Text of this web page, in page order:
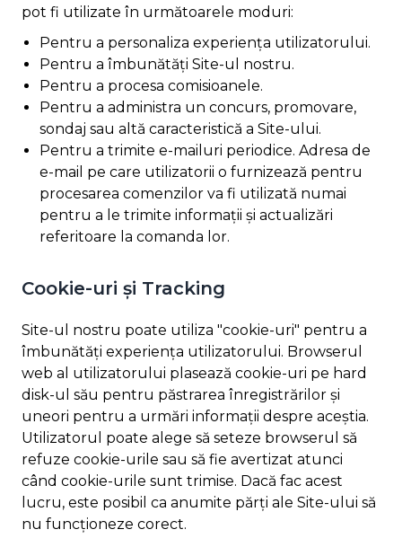
pot fi utilizate în următoarele moduri:
Pentru a personaliza experiența utilizatorului.
Pentru a îmbunătăți Site-ul nostru.
Pentru a procesa comisioanele.
Pentru a administra un concurs, promovare,
sondaj sau altă caracteristică a Site-ului.
Pentru a trimite e-mailuri periodice. Adresa de
e-mail pe care utilizatorii o furnizează pentru
procesarea comenzilor va fi utilizată numai
pentru a le trimite informații și actualizări
referitoare la comanda lor.
Cookie-uri și Tracking
Site-ul nostru poate utiliza "cookie-uri" pentru a
îmbunătăți experiența utilizatorului. Browserul
web al utilizatorului plasează cookie-uri pe hard
disk-ul său pentru păstrarea înregistrărilor și
uneori pentru a urmări informații despre aceștia.
Utilizatorul poate alege să seteze browserul să
refuze cookie-urile sau să fie avertizat atunci
când cookie-urile sunt trimise. Dacă fac acest
lucru, este posibil ca anumite părți ale Site-ului să
nu funcționeze corect.